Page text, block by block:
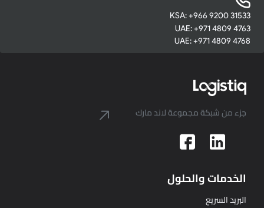
KSA: +966 9200
UAE: +971 4809
UAE: +971 4809
من شبكة مجموعة لاند مارك
والحلول
السريع